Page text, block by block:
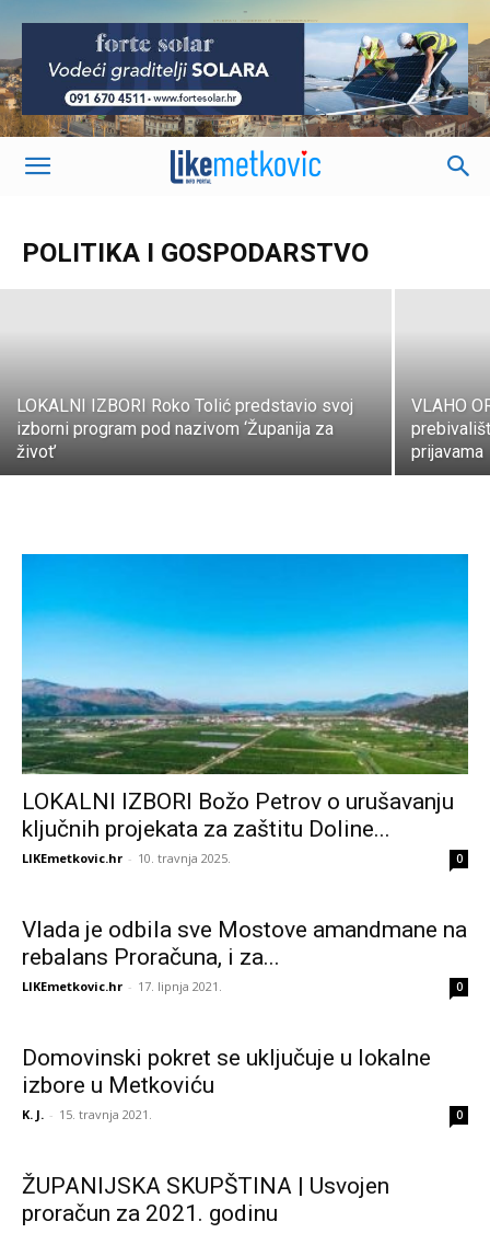
-
POLITIKA I GOSPODARSTVO
Vlada neće produljivati mjeru
LIKEmetkovic.hr - 31. kolovoza 2020.
LOKALNI IZBORI Roko Tolić predstavio svoj
izborni program pod nazivom ‘Županija za
život’
VLAHO
prijavama
LOKALNI IZBORI Božo Petrov o urušavanju
ključnih projekata za zaštitu Doline...
LIKEmetkovic.hr - 10. travnja 2025. 0
Vlada je odbila sve Mostove amandmane na
rebalans Proračuna, i za...
LIKEmetkovic.hr - 17. lipnja 2021. 0
Domovinski pokret se uključuje u lokalne
izbore u Metkoviću
K. J. - 15. travnja 2021. 0
ŽUPANIJSKA SKUPŠTINA | Usvojen
proračun za 2021. godinu